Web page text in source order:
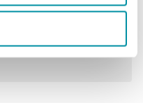
Interno